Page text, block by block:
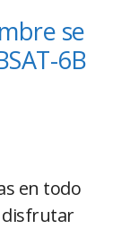
se
6B
en todo
disfrutar